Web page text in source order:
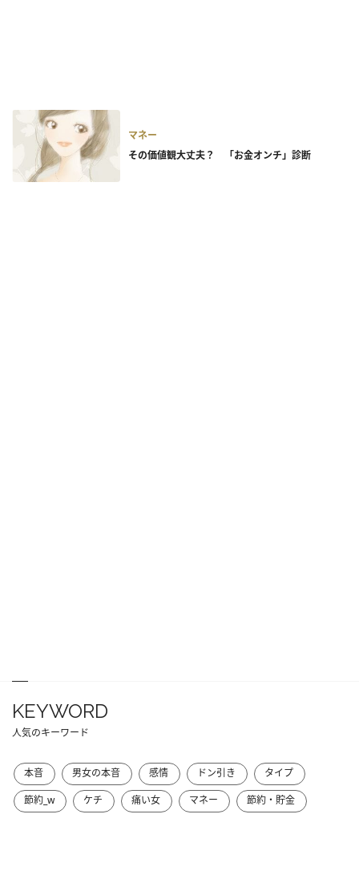
マネー
その価値観大丈夫？ 「お金オンチ」診断
KEYWORD
人気のキーワード
本音 男女の本音 感情 ドン引き
タイプ
節約_w
ケチ 痛い女 マネー 節約・貯金